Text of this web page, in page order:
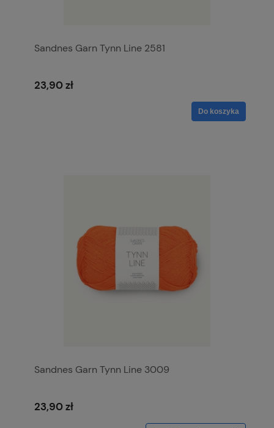
Sandnes Garn Tynn Line 2581
23,90 zł
Do koszyka
Sandnes Garn Tynn Line 3009
23,90 zł